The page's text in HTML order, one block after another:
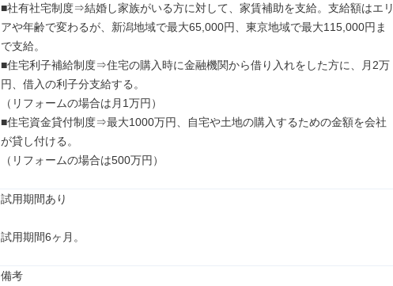
■社有社宅制度⇒結婚し家族がいる方に対して、家賃補助を支給。支給額はエリ
アや年齢で変わるが、新潟地域で最大65,000円、東京地域で最大115,000円ま
で支給。
■住宅利子補給制度⇒住宅の購入時に金融機関から借り入れをした方に、月2万
円、借入の利子分支給する。
（リフォームの場合は月1万円）
■住宅資金貸付制度⇒最大1000万円、自宅や土地の購入するための金額を会社
が貸し付ける。
（リフォームの場合は500万円）
試用期間あり
試用期間6ヶ月。
備考